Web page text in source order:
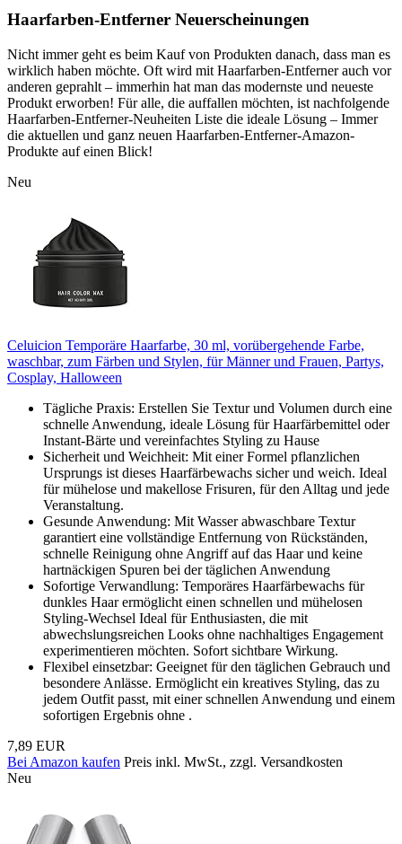
Haarfarben-Entferner Neuerscheinungen
Nicht immer geht es beim Kauf von Produkten danach, dass man es
wirklich haben möchte. Oft wird mit Haarfarben-Entferner auch vor
anderen geprahlt – immerhin hat man das modernste und neueste
Produkt erworben! Für alle, die auffallen möchten, ist nachfolgende
Haarfarben-Entferner-Neuheiten Liste die ideale Lösung – Immer
die aktuellen und ganz neuen Haarfarben-Entferner-Amazon-
Produkte auf einen Blick!
Neu
Celuicion Temporäre Haarfarbe, 30 ml, vorübergehende Farbe,
waschbar, zum Färben und Stylen, für Männer und Frauen, Partys,
Cosplay, Halloween
Tägliche Praxis: Erstellen Sie Textur und Volumen durch eine
schnelle Anwendung, ideale Lösung für Haarfärbemittel oder
Instant-Bärte und vereinfachtes Styling zu Hause
Sicherheit und Weichheit: Mit einer Formel pflanzlichen
Ursprungs ist dieses Haarfärbewachs sicher und weich. Ideal
für mühelose und makellose Frisuren, für den Alltag und jede
Veranstaltung.
Gesunde Anwendung: Mit Wasser abwaschbare Textur
garantiert eine vollständige Entfernung von Rückständen,
schnelle Reinigung ohne Angriff auf das Haar und keine
hartnäckigen Spuren bei der täglichen Anwendung
Sofortige Verwandlung: Temporäres Haarfärbewachs für
dunkles Haar ermöglicht einen schnellen und mühelosen
Styling-Wechsel Ideal für Enthusiasten, die mit
abwechslungsreichen Looks ohne nachhaltiges Engagement
experimentieren möchten. Sofort sichtbare Wirkung.
Flexibel einsetzbar: Geeignet für den täglichen Gebrauch und
besondere Anlässe. Ermöglicht ein kreatives Styling, das zu
jedem Outfit passt, mit einer schnellen Anwendung und einem
sofortigen Ergebnis ohne .
7,89 EUR
Bei Amazon kaufen Preis inkl. MwSt., zzgl. Versandkosten
Neu